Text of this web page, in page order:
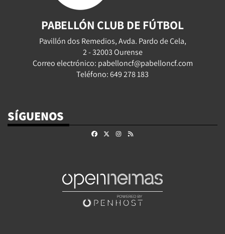
PABELLÓN CLUB DE FÚTBOL
Pavillón dos Remedios, Avda. Pardo de Cela,
2 - 32003 Ourense
Correo electrónico: pabelloncf@pabelloncf.com
Teléfono: 649 278 183
SÍGUENOS
FacebookInstagram